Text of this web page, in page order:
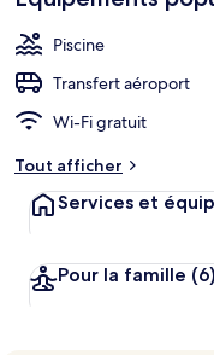
Piscine
Transfert aéroport
Wi-Fi gratuit
Tout afficher
Services et
Pour la famille (6)